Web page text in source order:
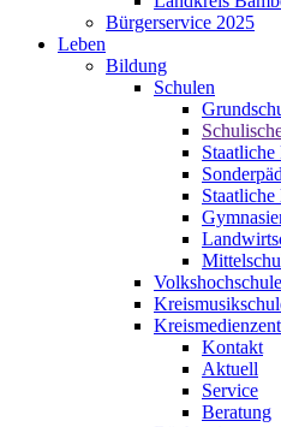
Bürgerservice 2025
Leben
Bildung
Schulen
Staatliche
Staatliche
Volkshochschule
Kontakt
Aktuell
Service
Beratung